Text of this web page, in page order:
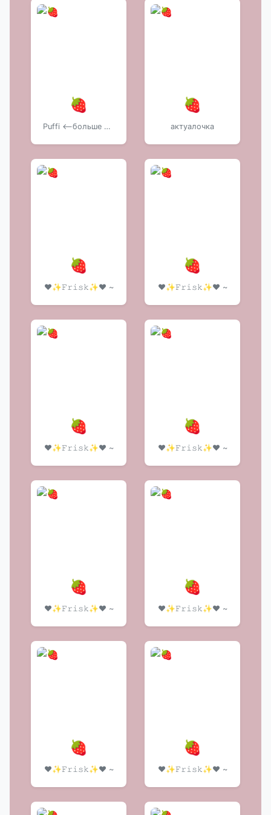
🍓
Puffi <--больше фурри стикеров тут
🍓
актуалочка
🍓
❤️✨𝙵𝚛𝚒𝚜𝚔✨❤️ ~
🍓
❤️✨𝙵𝚛𝚒𝚜𝚔✨❤️ ~
🍓
❤️✨𝙵𝚛𝚒𝚜𝚔✨❤️ ~
🍓
❤️✨𝙵𝚛𝚒𝚜𝚔✨❤️ ~
🍓
❤️✨𝙵𝚛𝚒𝚜𝚔✨❤️ ~
🍓
❤️✨𝙵𝚛𝚒𝚜𝚔✨❤️ ~
🍓
❤️✨𝙵𝚛𝚒𝚜𝚔✨❤️ ~
🍓
❤️✨𝙵𝚛𝚒𝚜𝚔✨❤️ ~